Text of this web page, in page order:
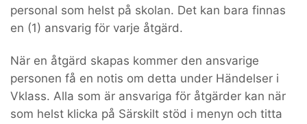
personal som helst på skolan. Det kan bara finnas
en (1) ansvarig för varje åtgärd.
När en åtgärd skapas kommer den ansvarige
personen få en notis om detta under Händelser i
Vklass. Alla som är ansvariga för åtgärder kan när
som helst klicka på Särskilt stöd i menyn och titta